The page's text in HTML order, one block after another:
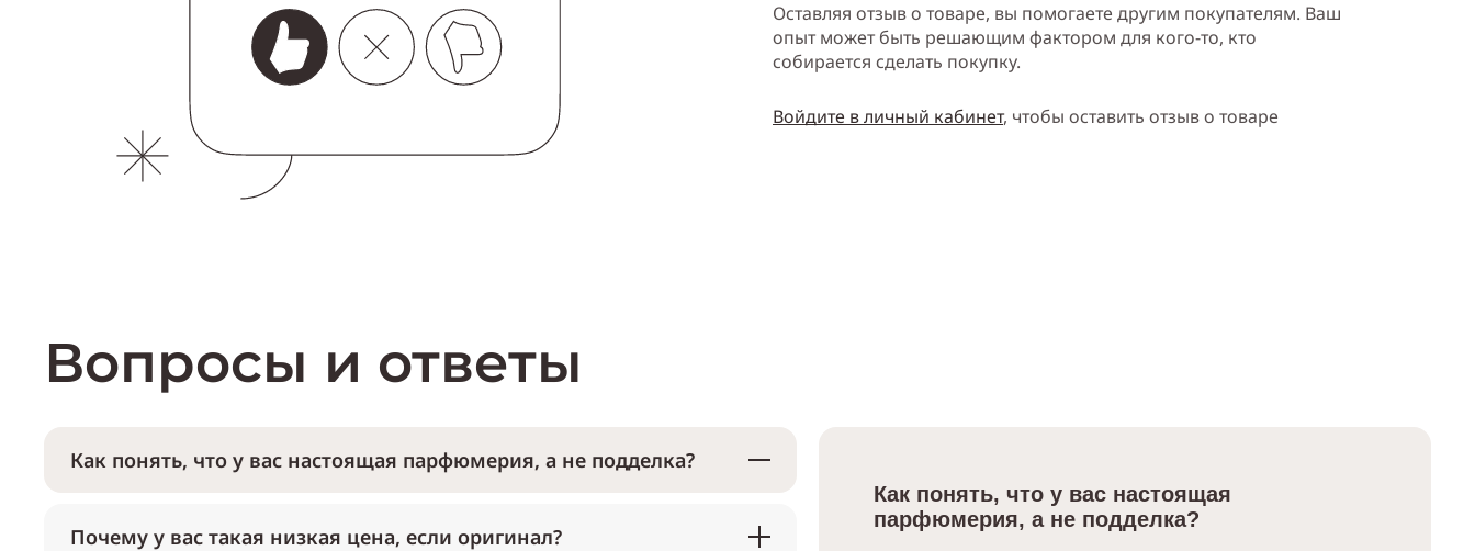
Оставляя отзыв о товаре, вы помогаете другим покупателям. Ваш
опыт может быть решающим фактором для кого-то, кто
собирается сделать покупку.
Войдите в личный кабинет, чтобы оставить отзыв о товаре
Вопросы и ответы
Как понять, что у вас настоящая парфюмерия, а не подделка?
Почему у вас такая низкая цена, если оригинал?
Как понять, что у вас настоящая
парфюмерия, а не подделка?